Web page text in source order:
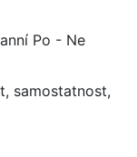
Po - Ne
samostatnost,